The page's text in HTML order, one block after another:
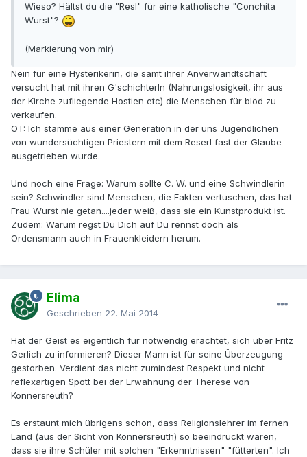
Wieso? Hältst du die "Resl" für eine katholische "Conchita
Wurst"?
(Markierung von mir)
Nein für eine Hysterikerin, die samt ihrer Anverwandtschaft
versucht hat mit ihren G'schichterln (Nahrungslosigkeit, ihr aus
der Kirche zufliegende Hostien etc) die Menschen für blöd zu
verkaufen.
OT: Ich stamme aus einer Generation in der uns Jugendlichen
von wundersüchtigen Priestern mit dem Reserl fast der Glaube
ausgetrieben wurde.
Und noch eine Frage: Warum sollte C. W. und eine Schwindlerin
sein? Schwindler sind Menschen, die Fakten vertuschen, das hat
Frau Wurst nie getan....jeder weiß, dass sie ein Kunstprodukt ist.
Zudem: Warum regst Du Dich auf Du rennst doch als
Ordensmann auch in Frauenkleidern herum.
Elima
Geschrieben 22. Mai 2014
Hat der Geist es eigentlich für notwendig erachtet, sich über Fritz
Gerlich zu informieren? Dieser Mann ist für seine Überzeugung
gestorben. Verdient das nicht zumindest Respekt und nicht
reflexartigen Spott bei der Erwähnung der Therese von
Konnersreuth?
Es erstaunt mich übrigens schon, dass Religionslehrer im fernen
Land (aus der Sicht von Konnersreuth) so beeindruckt waren,
dass sie ihre Schüler mit solchen "Erkenntnissen" "fütterten". Ich